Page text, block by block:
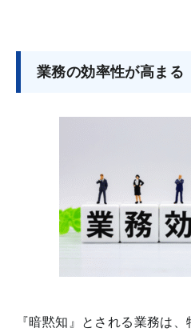
業務の効率性が高まる
『暗黙知』とされる業務は